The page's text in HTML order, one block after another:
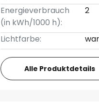
Energieverbrauch
(in kWh/1000 h):
2
Lichtfarbe:
Alle Produktdetails